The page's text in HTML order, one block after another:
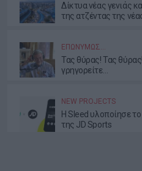
Δίκτυα νέας γενιάς
της ατζέντας της
ΕΠΩΝΎΜΩΣ…
Τας θύρας! Τας
γρηγορείτε…
NEW PROJECTS
Η Sleed υλοποίησε
της JD Sports